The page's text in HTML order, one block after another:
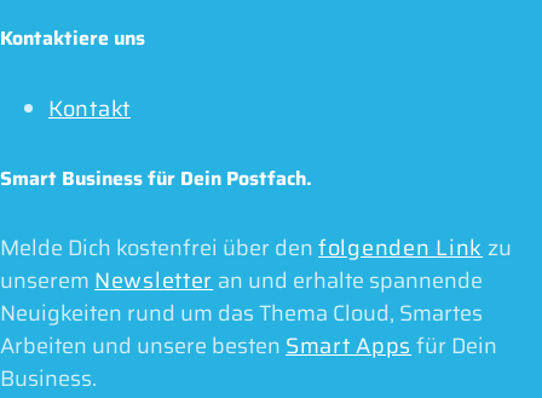
Kontaktiere uns
Kontakt
Smart Business für Dein Postfach.
Melde Dich kostenfrei über denfolgenden Linkzu
unseremNewsletteran und erhalte spannende
Neuigkeiten rund um das Thema Cloud, Smartes
Arbeiten und unsere bestenSmart Appsfür Dein
Business.